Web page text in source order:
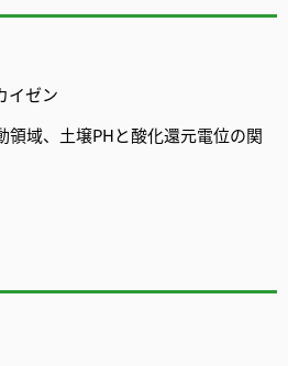
イゼン
領域、土壌PHと酸化還元電位の関